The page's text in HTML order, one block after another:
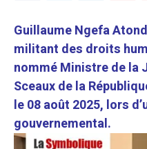
Guillaume Ngefa
militant des droits
nommé Ministre de la
Sceaux de la
le 08 août 2025, lors
gouvernemental.